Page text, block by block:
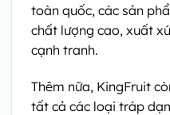
toàn quốc, các sản
chất lượng cao, xuất
cạnh tranh.
Thêm nữa, KingFruit
tất cả các loại tráp